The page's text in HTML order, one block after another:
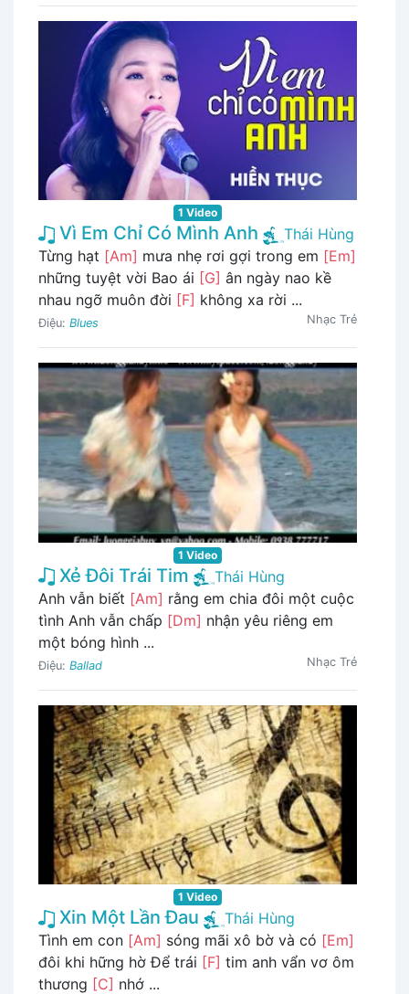
1 Video
Vì Em Chỉ Có Mình Anh
Thái Hùng
Từng hạt [Am] mưa nhẹ rơi gợi trong em [Em]
những tuyệt vời Bao ái [G] ân ngày nao kề
nhau ngỡ muôn đời [F] không xa rời ...
Điệu: Blues Nhạc Trẻ
1 Video
Xẻ Đôi Trái Tim
Thái Hùng
Anh vẫn biết [Am] rằng em chia đôi một cuộc
tình Anh vẫn chấp [Dm] nhận yêu riêng em
một bóng hình ...
Điệu: Ballad Nhạc Trẻ
1 Video
Xin Một Lần Đau
Thái Hùng
Tình em con [Am] sóng mãi xô bờ và có [Em]
đôi khi hững hờ Để trái [F] tim anh vẩn vơ ôm
thương [C] nhớ ...